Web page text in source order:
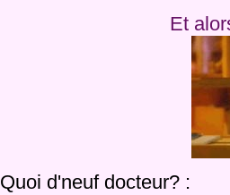
Et
Quoi d'neuf docteur? :